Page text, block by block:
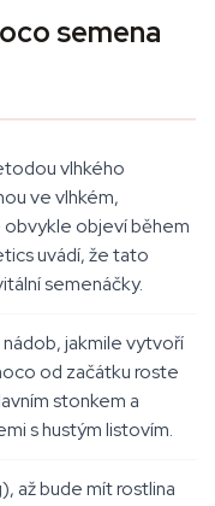
semena
vlhkého
ve vlhkém,
obvykle objeví během
uvádí, že tato
semenáčky.
jakmile vytvoří
od začátku roste
stonkem a
s hustým listovím.
až bude mít rostlina